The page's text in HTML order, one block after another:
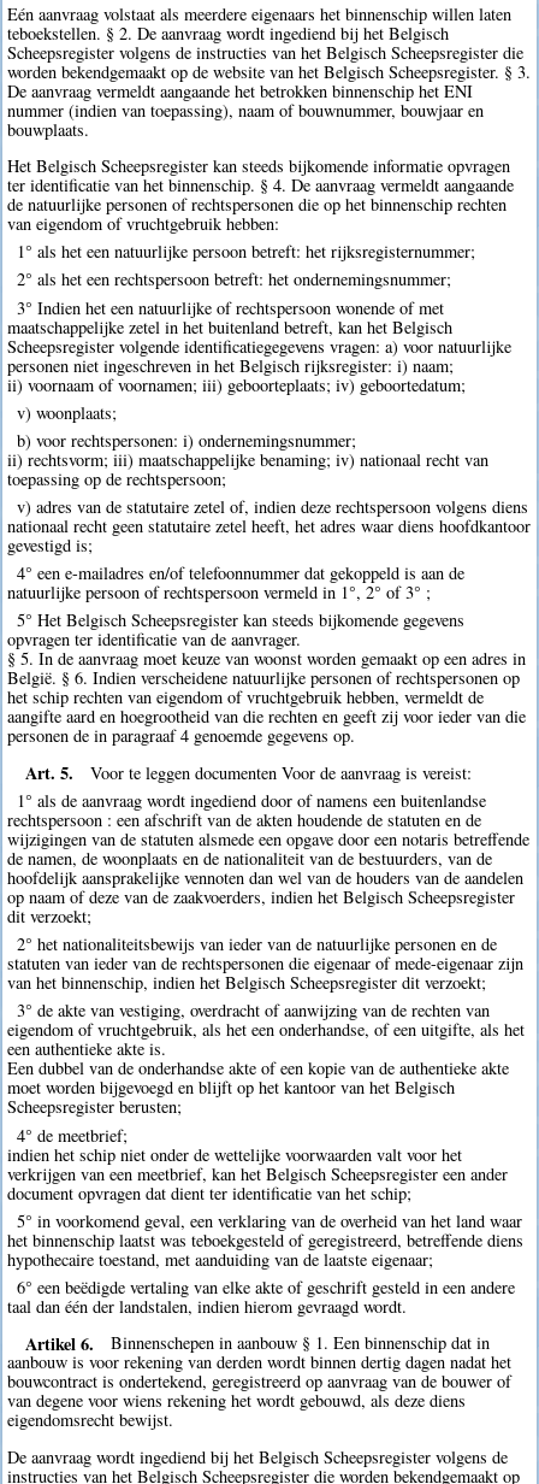
Eén aanvraag volstaat als meerdere eigenaars het binnenschip willen laten
teboekstellen. § 2. De aanvraag wordt ingediend bij het Belgisch
Scheepsregister volgens de instructies van het Belgisch Scheepsregister die
worden bekendgemaakt op de website van het Belgisch Scheepsregister. § 3.
De aanvraag vermeldt aangaande het betrokken binnenschip het ENI
nummer (indien van toepassing), naam of bouwnummer, bouwjaar en
bouwplaats.
Het Belgisch Scheepsregister kan steeds bijkomende informatie opvragen
ter identificatie van het binnenschip. § 4. De aanvraag vermeldt aangaande
de natuurlijke personen of rechtspersonen die op het binnenschip rechten
van eigendom of vruchtgebruik hebben:
1° als het een natuurlijke persoon betreft: het rijksregisternummer;
2° als het een rechtspersoon betreft: het ondernemingsnummer;
3° Indien het een natuurlijke of rechtspersoon wonende of met
maatschappelijke zetel in het buitenland betreft, kan het Belgisch
Scheepsregister volgende identificatiegegevens vragen: a) voor natuurlijke
personen niet ingeschreven in het Belgisch rijksregister: i) naam;
ii) voornaam of voornamen; iii) geboorteplaats; iv) geboortedatum;
v) woonplaats;
b) voor rechtspersonen: i) ondernemingsnummer;
ii) rechtsvorm; iii) maatschappelijke benaming; iv) nationaal recht van
toepassing op de rechtspersoon;
v) adres van de statutaire zetel of, indien deze rechtspersoon volgens diens
nationaal recht geen statutaire zetel heeft, het adres waar diens hoofdkantoor
gevestigd is;
4° een e-mailadres en/of telefoonnummer dat gekoppeld is aan de
natuurlijke persoon of rechtspersoon vermeld in 1°, 2° of 3° ;
5° Het Belgisch Scheepsregister kan steeds bijkomende gegevens
opvragen ter identificatie van de aanvrager.
§ 5. In de aanvraag moet keuze van woonst worden gemaakt op een adres in
België. § 6. Indien verscheidene natuurlijke personen of rechtspersonen op
het schip rechten van eigendom of vruchtgebruik hebben, vermeldt de
aangifte aard en hoegrootheid van die rechten en geeft zij voor ieder van die
personen de in paragraaf 4 genoemde gegevens op.
Art. 5.
Voor te leggen documenten Voor de aanvraag is vereist:
1° als de aanvraag wordt ingediend door of namens een buitenlandse
rechtspersoon : een afschrift van de akten houdende de statuten en de
wijzigingen van de statuten alsmede een opgave door een notaris betreffende
de namen, de woonplaats en de nationaliteit van de bestuurders, van de
hoofdelijk aansprakelijke vennoten dan wel van de houders van de aandelen
op naam of deze van de zaakvoerders, indien het Belgisch Scheepsregister
dit verzoekt;
2° het nationaliteitsbewijs van ieder van de natuurlijke personen en de
statuten van ieder van de rechtspersonen die eigenaar of mede-eigenaar zijn
van het binnenschip, indien het Belgisch Scheepsregister dit verzoekt;
3° de akte van vestiging, overdracht of aanwijzing van de rechten van
eigendom of vruchtgebruik, als het een onderhandse, of een uitgifte, als het
een authentieke akte is.
Een dubbel van de onderhandse akte of een kopie van de authentieke akte
moet worden bijgevoegd en blijft op het kantoor van het Belgisch
Scheepsregister berusten;
4° de meetbrief;
indien het schip niet onder de wettelijke voorwaarden valt voor het
verkrijgen van een meetbrief, kan het Belgisch Scheepsregister een ander
document opvragen dat dient ter identificatie van het schip;
5° in voorkomend geval, een verklaring van de overheid van het land waar
het binnenschip laatst was teboekgesteld of geregistreerd, betreffende diens
hypothecaire toestand, met aanduiding van de laatste eigenaar;
6° een beëdigde vertaling van elke akte of geschrift gesteld in een andere
taal dan één der landstalen, indien hierom gevraagd wordt.
Artikel 6.
Binnenschepen in aanbouw § 1. Een binnenschip dat in
aanbouw is voor rekening van derden wordt binnen dertig dagen nadat het
bouwcontract is ondertekend, geregistreerd op aanvraag van de bouwer of
van degene voor wiens rekening het wordt gebouwd, als deze diens
eigendomsrecht bewijst.
De aanvraag wordt ingediend bij het Belgisch Scheepsregister volgens de
instructies van het Belgisch Scheepsregister die worden bekendgemaakt op